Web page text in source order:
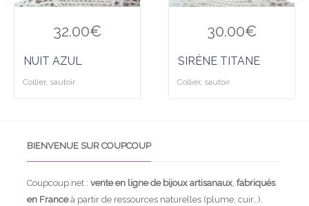
32.00€
NUIT AZUL
Collier, sautoir
30.00€
SIRÈNE TITANE
Collier, sautoir
BIENVENUE SUR COUPCOUP
Coupcoup.net : vente en ligne de bijoux artisanaux, fabriqués
en Franceà partir de ressources naturelles (plume, cuir…).